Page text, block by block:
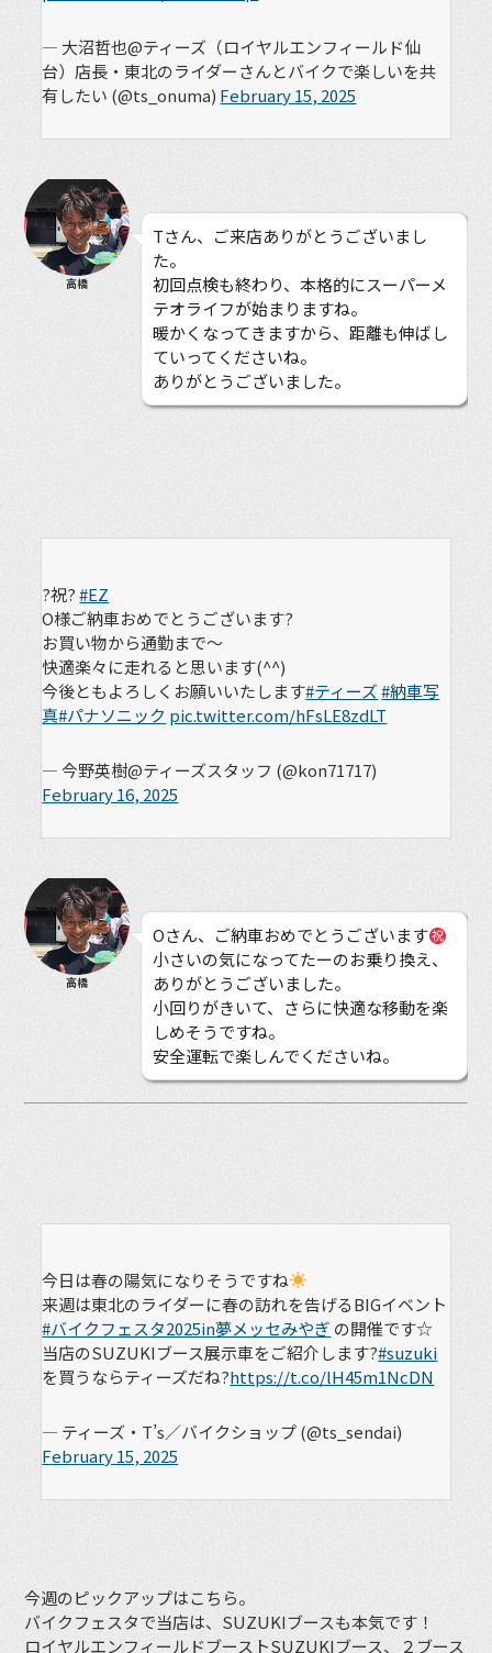
— 大沼哲也@ティーズ（ロイヤルエンフィールド仙
台）店長・東北のライダーさんとバイクで楽しいを共
有したい (@ts_onuma) February 15, 2025
高橋
Tさん、ご来店ありがとうございまし
た。
初回点検も終わり、本格的にスーパーメ
テオライフが始まりますね。
暖かくなってきますから、距離も伸ばし
ていってくださいね。
ありがとうございました。
?祝?#EZ
O様ご納車おめでとうございます?
お買い物から通勤まで～
快適楽々に走れると思います(^^)
今後ともよろしくお願いいたします#ティーズ#納車写
真#パナソニック pic.twitter.com/hFsLE8zdLT
— 今野英樹@ティーズスタッフ (@kon71717)
February 16, 2025
高橋
Oさん、ご納車おめでとうございます
小さいの気になってたーのお乗り換え、
ありがとうございました。
小回りがきいて、さらに快適な移動を楽
しめそうですね。
安全運転で楽しんでくださいね。
今日は春の陽気になりそうですね
来週は東北のライダーに春の訪れを告げるBIGイベント
#バイクフェスタ2025in夢メッセみやぎ の開催です☆
当店のSUZUKIブース展示車をご紹介します?#suzuki
を買うならティーズだね?️https://t.co/lH45m1NcDN
— ティーズ・T’s／バイクショップ (@ts_sendai)
February 15, 2025
今週のピックアップはこちら。
バイクフェスタで当店は、SUZUKIブースも本気です！
ロイヤルエンフィールドブーストSUZUKIブース、２ブース